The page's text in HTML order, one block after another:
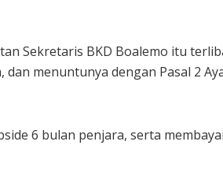
Sekretaris BKD Boalemo itu
menuntunya dengan Pasal 2
6 bulan penjara, serta